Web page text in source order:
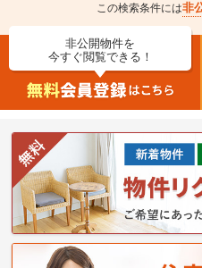
この検索条件には非
非公開物件を
今すぐ閲覧できる！